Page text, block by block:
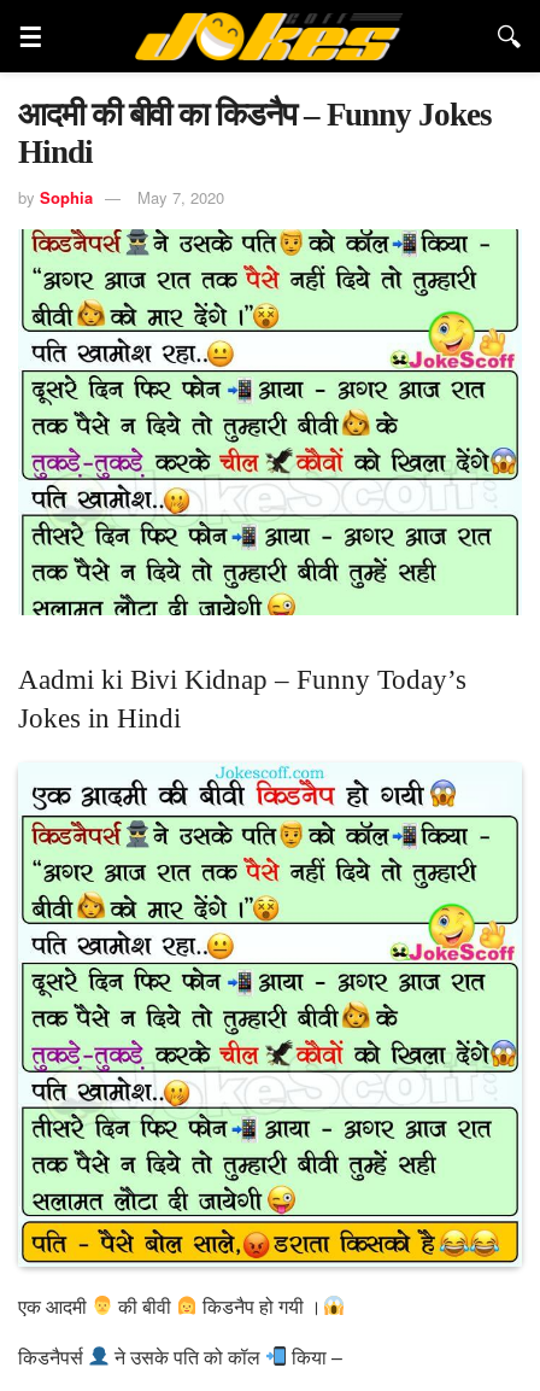
आदमी की बीवी का किडनैप – Funny Jokes
Hindi
by Sophia May 7, 2020
Aadmi ki Bivi Kidnap – Funny Today’s
Jokes in Hindi
एक आदमी की बीवी
किडनैप हो गयी ।
किडनैपर्स
ने उसके पति को कॉल
किया –